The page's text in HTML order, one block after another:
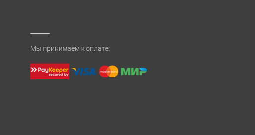
Мы принимаем к оплате: